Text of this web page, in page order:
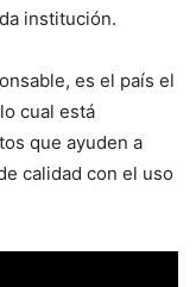
institución.
es el país el
cual está
que ayuden a
calidad con el uso